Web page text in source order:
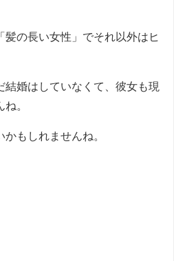
髪の長い女性」でそれ以外はヒ
結婚はしていなくて、彼女も現
。
もしれませんね。